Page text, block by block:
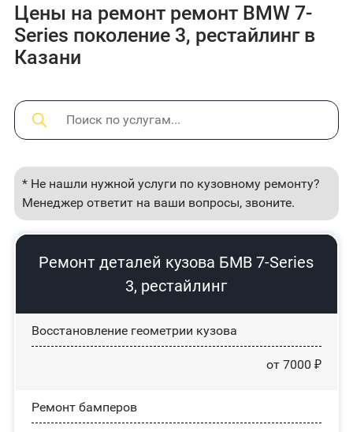
Цены на ремонт ремонт BMW 7-
Series поколение 3, рестайлинг в
Казани
* Не нашли нужной услуги по кузовному ремонту?
Менеджер ответит на ваши вопросы, звоните.
Ремонт деталей кузова БМВ 7-Series
3, рестайлинг
Восстановление геометрии кузова
от 7000 ₽
Ремонт бамперов